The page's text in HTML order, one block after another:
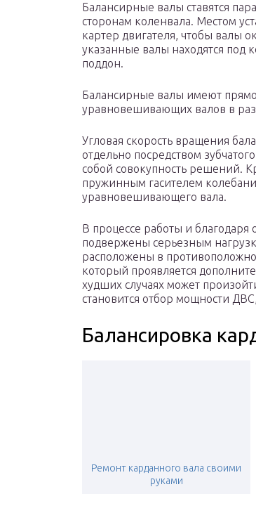
Балансирные валы ставятся
сторонам коленвала. Местом
картер двигателя, чтобы валы
указанные валы находятся под
поддон.
Балансирные валы имеют
уравновешивающих валов в
Угловая скорость вращения
отдельно посредством
собой совокупность решений.
пружинным гасителем
уравновешивающего вала.
В процессе работы и
подвержены серьезным
расположены в
который проявляется
худших случаях может
становится отбор мощности
Балансировка
Ремонт карданного вала своими
руками